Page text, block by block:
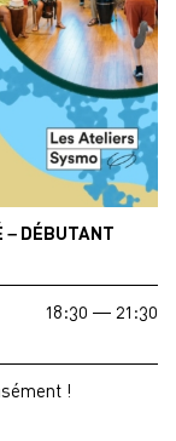
– DÉBUTANT
18:30 — 21:30
!